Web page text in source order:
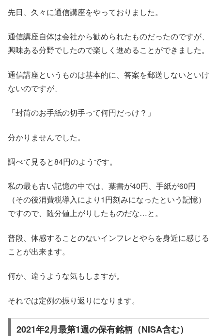
先日、久々に通信講座をやっておりました。
通信講座自体は会社から勧められたものだったのですが、
興味ある分野でしたので楽しく進めることができました。
通信講座というものは基本的に、答案を郵送しないといけ
ないのですが、
「封筒のお手紙の切手って何円だっけ？」
分かりませんでした。
調べて見ると84円のようです。
私の最も古い記憶の中では、葉書が40円、手紙が60円
（その後消費税導入により1円刻みになったという記憶）
ですので、随分値上がりしたものだな…と。
普段、体感することのないインフレとやらを身近に感じる
ことが出来ます。
何か、違うような気もしますが。
それでは定例の振り返りになります。
2021年2月最第1週の保有銘柄（NISA含む）